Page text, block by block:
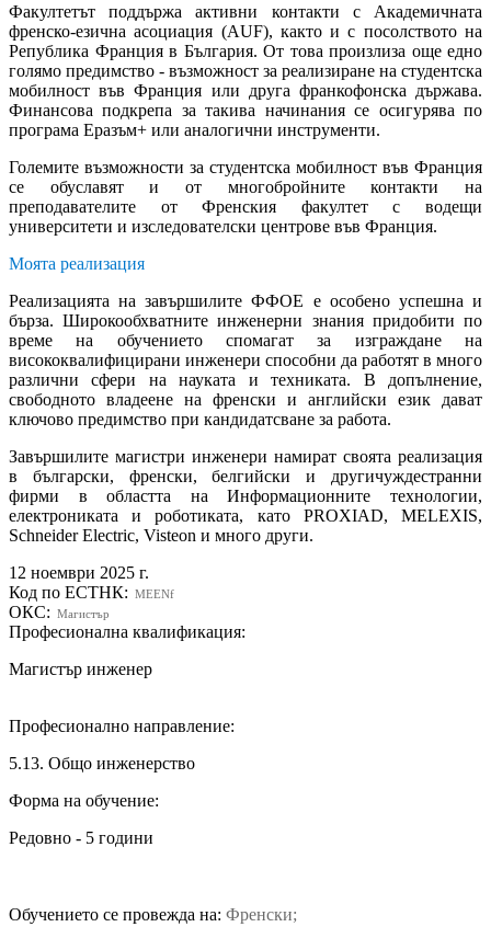
Факултетът поддържа активни контакти с Академичнатa
френско-езична асоциация (AUF), както и с посолството на
Република Франция в България. От това произлиза още едно
голямо предимство - възможност за реализиране на студентска
мобилност във Франция или друга франкофонска държава.
Финансова подкрепа за такива начинания се осигурява по
програма Еразъм+ или аналогични инструменти.
Големите възможности за студентска мобилност във Франция
се обуславят и от многобройните контакти на
преподавателите от Френския факултет с водещи
университети и изследователски центрове във Франция.
Моята реализация
Реализацията на завършилите ФФОЕ е особено успешна и
бърза. Широкообхватните инженерни знания придобити по
време на обучението спомагат за изграждане на
висококвалифицирани инженери способни да работят в много
различни сфери на науката и техниката. В допълнение,
свободното владеене на френски и английски език дават
ключово предимство при кандидатсване за работа.
Завършилите магистри инженери намират своята реализация
в български, френски, белгийски и другичуждестранни
фирми в областта на Информационните технологии,
електрониката и роботиката, като PROXIAD, MELEXIS,
Schneider Electric, Visteon и много други.
12 ноември 2025 г.
Код по ЕСТНК: MEENf
ОКС: Магистър
Професионална квалификация:
Магистър инженер
Професионално направление:
5.13. Общо инженерство
Форма на обучение:
Редовно - 5 години
Обучението се провежда на: Френски;